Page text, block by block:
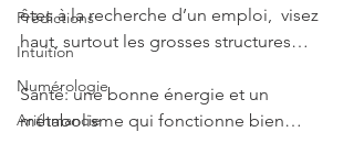
Prédictions
Intuition
Numérologie
Arithmancie
êtes à la recherche d’un emploi,  visez
haut, surtout les grosses structures…
Santé: une bonne énergie et un
métabolisme qui fonctionne bien…